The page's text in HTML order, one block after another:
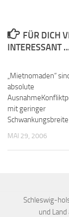
FÜR DICH
INTERESSANT
„Mietnomaden“
absolute
mit geringer
Schwankungsbreite
MAI 29, 2006
Schleswig-
und